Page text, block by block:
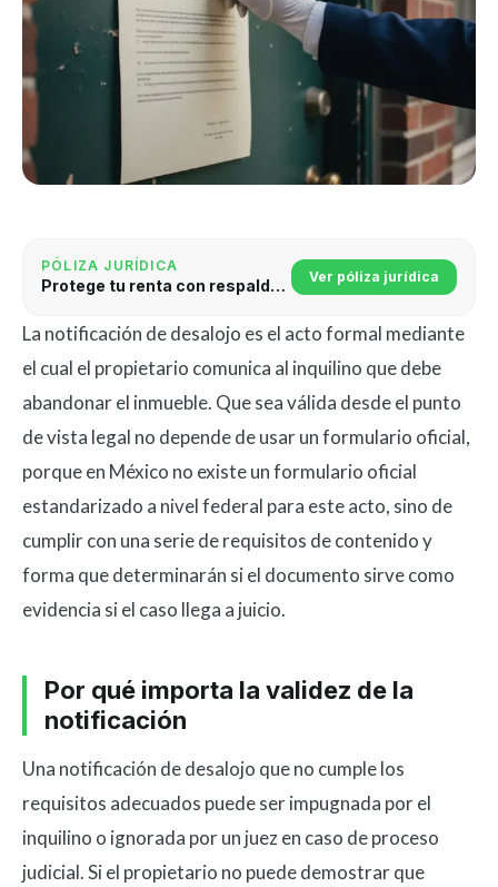
La notificación de desalojo es el acto formal mediante
el cual el propietario comunica al inquilino que debe
abandonar el inmueble. Que sea válida desde el punto
de vista legal no depende de usar un formulario oficial,
porque en México no existe un formulario oficial
estandarizado a nivel federal para este acto, sino de
cumplir con una serie de requisitos de contenido y
forma que determinarán si el documento sirve como
evidencia si el caso llega a juicio.
Por qué importa la validez de la
notificación
Una notificación de desalojo que no cumple los
requisitos adecuados puede ser impugnada por el
inquilino o ignorada por un juez en caso de proceso
judicial. Si el propietario no puede demostrar que
PÓLIZA JURÍDICA
Protege tu renta con respaldo jurídico Ver póliza jurídica